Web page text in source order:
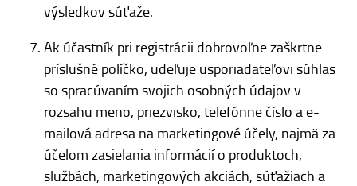
výsledkov súťaže.
Ak účastník pri registrácii dobrovoľne zaškrtne
príslušné políčko, udeľuje usporiadateľovi súhlas
so spracúvaním svojich osobných údajov v
rozsahu meno, priezvisko, telefónne číslo a e-
mailová adresa na marketingové účely, najmä za
účelom zasielania informácií o produktoch,
službách, marketingových akciách, súťažiach a